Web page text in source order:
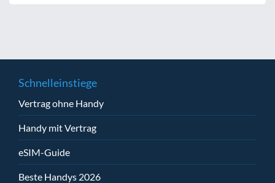
Schnelleinstiege
Vertrag ohne Handy
Handy mit Vertrag
eSIM-Guide
Beste Handys 2026